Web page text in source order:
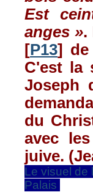
Est
anges ».
[P13]
C'est la
Joseph
demanda
du
avec les
juive.
Le visuel de
Palais